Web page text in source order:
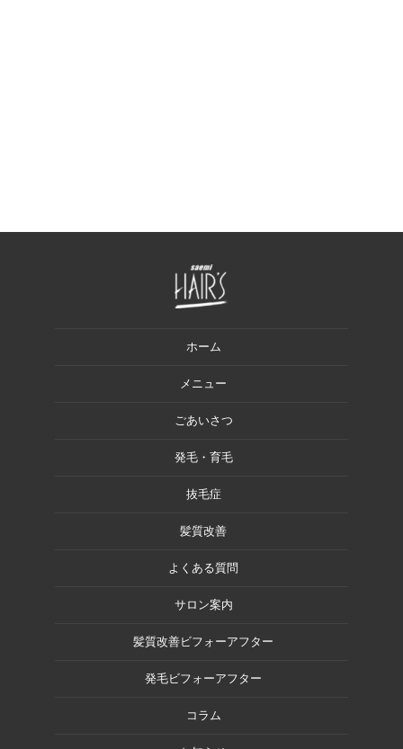
ホーム
メニュー
ごあいさつ
発毛・育毛
抜毛症
髪質改善
よくある質問
サロン案内
髪質改善ビフォーアフター
発毛ビフォーアフター
コラム